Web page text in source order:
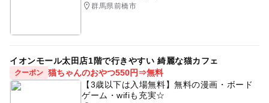
群馬県前橋市
イオンモール太田店1階で行きやすい 綺麗な猫カフェ
クーポン 猫ちゃんのおやつ550円⇒無料
【3歳以下は入場無料】無料の漫画・ボード
ゲーム・wifiも充実☆